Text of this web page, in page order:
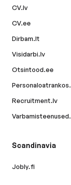
CV.lv
CV.ee
Dirbam.lt
Visidarbi.lv
Otsintood.ee
Recruitment.lv
Scandinavia
Jobly.fi